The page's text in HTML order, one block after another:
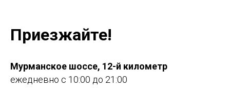
Приезжайте!
Мурманское шоссе, 12-й километр
ежедневно с 10:00 до 21:00